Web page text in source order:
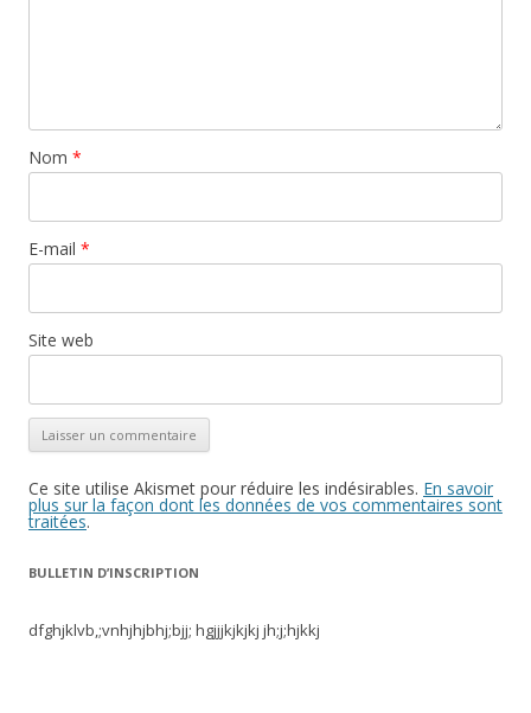
Nom *
E-mail *
Site web
Ce site utilise Akismet pour réduire les indésirables. En savoir
plus sur la façon dont les données de vos commentaires sont
traitées.
BULLETIN D’INSCRIPTION
dfghjklvb,;vnhjhjbhj;bjj; hgjjjkjkjkj jh;j;hjkkj